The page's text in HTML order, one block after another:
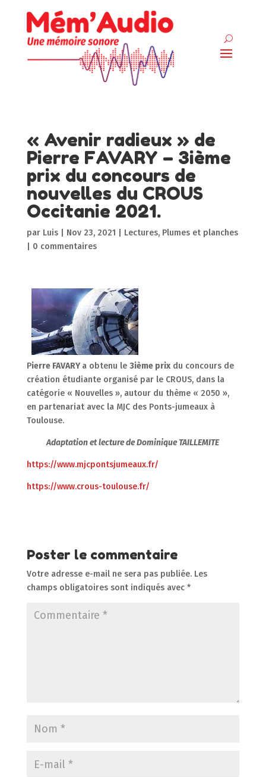
« Avenir radieux » de
Pierre FAVARY – 3ième
prix du concours de
nouvelles du CROUS
Occitanie 2021.
par Luis| Nov 23, 2021 Lectures, Plumes et planches
0 commentaires
Pierre FAVARYa obtenu le 3ième prixdu concours de
création étudiante organisé par le CROUS, dans la
catégorie « Nouvelles », autour du thème « 2050 »,
en partenariat avec la MJC des Ponts-jumeaux à
Toulouse.
Adaptation et lecture de Dominique TAILLEMITE
https://www.mjcpontsjumeaux.fr/
https://www.crous-toulouse.fr/
Poster le commentaire
Votre adresse e-mail ne sera pas publiée. Les
champs obligatoires sont indiqués avec *